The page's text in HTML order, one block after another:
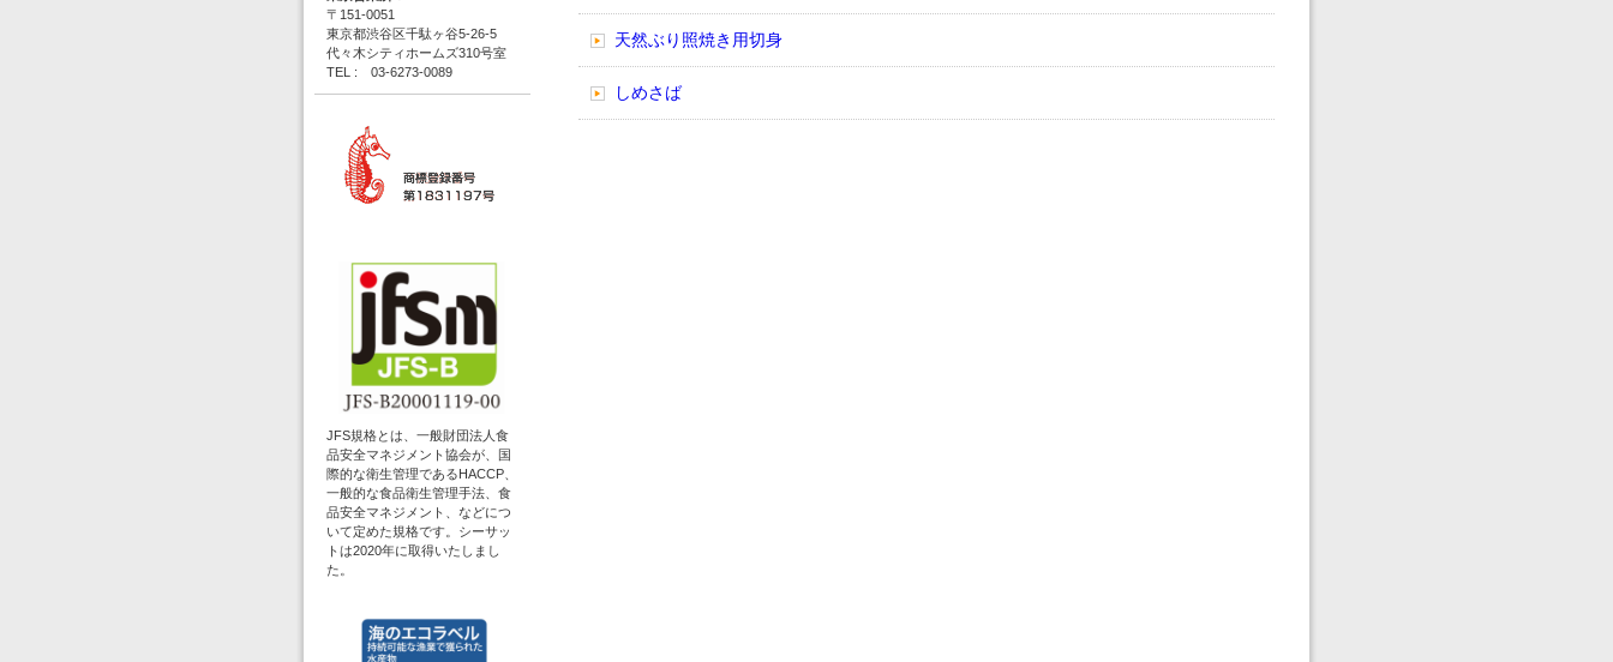
〒151-0051
東京都渋谷区千駄ヶ谷5-26-5
代々木シティホームズ310号室
TEL : 03-6273-0089
JFS規格とは、一般財団法人食
品安全マネジメント協会が、国
際的な衛生管理であるHACCP、
一般的な食品衛生管理手法、食
品安全マネジメント、などにつ
いて定めた規格です。シーサッ
トは2020年に取得いたしまし
た。
天然ぶり照焼き用切身
しめさば